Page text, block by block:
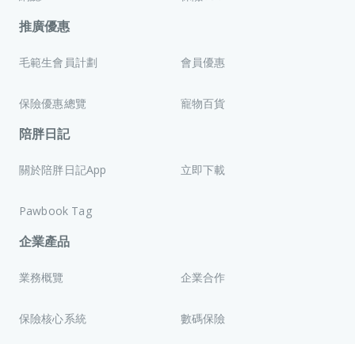
推廣優惠
毛範生會員計劃 會員優惠
保險優惠總覽 寵物百貨
陪胖日記
關於陪胖日記App 立即下載
Pawbook Tag
企業產品
業務概覽 企業合作
保險核心系統 數碼保險